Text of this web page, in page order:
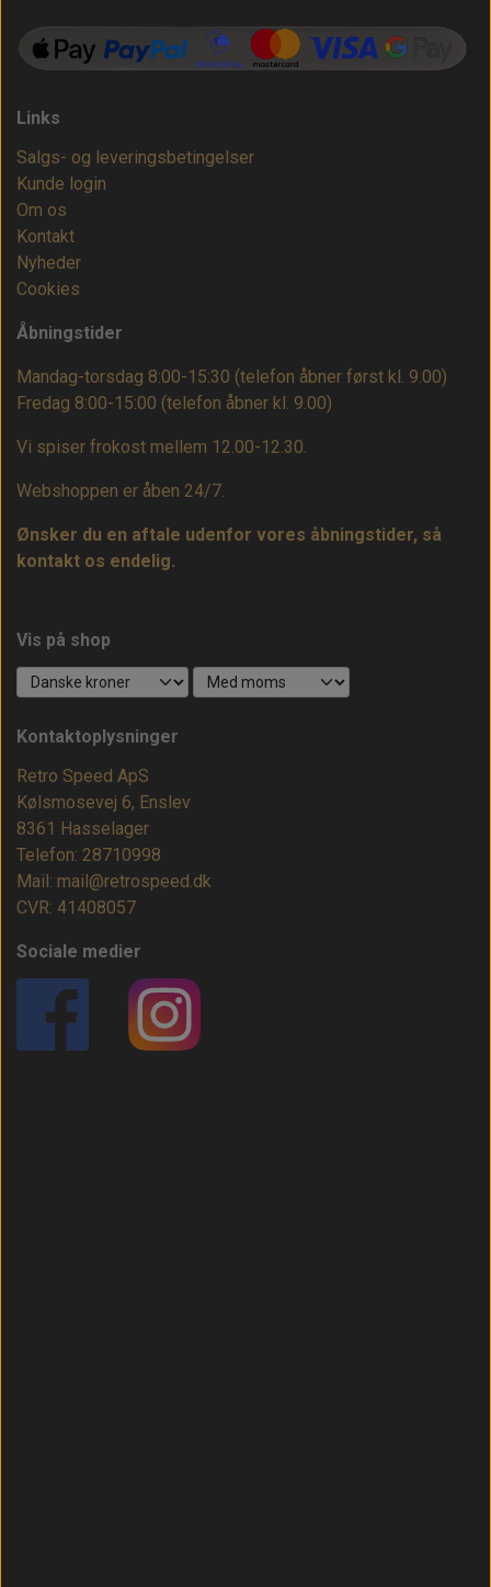
Links
Salgs- og leveringsbetingelser
Kunde login
Om os
Kontakt
Nyheder
Cookies
Åbningstider
Mandag-torsdag 8:00-15:30 (telefon åbner først kl. 9.00)
Fredag 8:00-15:00 (telefon åbner kl. 9.00)
Vi spiser frokost mellem 12.00-12.30.
Webshoppen er åben 24/7.
Ønsker du en aftale udenfor vores åbningstider, så
kontakt os endelig.
Vis på shop
Kontaktoplysninger
Retro Speed ApS
Kølsmosevej 6, Enslev
8361 Hasselager
Telefon: 28710998
Mail: mail@retrospeed.dk
CVR: 41408057
Sociale medier